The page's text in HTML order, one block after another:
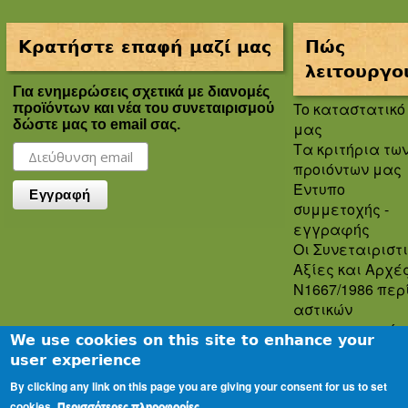
Κρατήστε επαφή μαζί μας
Για ενημερώσεις σχετικά με διανομές
προϊόντων και νέα του συνεταιρισμού
δώστε μας το email σας.
Πώς
To καταστατικό
μας
Τα κριτήρια
προιόντων μας
Έντυπο
συμμετοχής -
εγγραφής
Οι
Αξίες και
Ν1667/1986
αστικών
συνεταιρισμών
Πολιτική
Oροι και
We use cookies on this site to enhance your
user experience
By clicking any link on this page you are giving your consent for us to set